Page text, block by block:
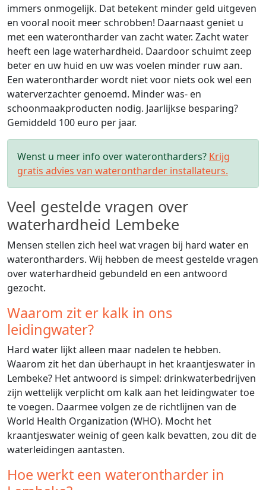
immers onmogelijk. Dat betekent minder geld uitgeven
en vooral nooit meer schrobben! Daarnaast geniet u
met een waterontharder van zacht water. Zacht water
heeft een lage waterhardheid. Daardoor schuimt zeep
beter en uw huid en uw was voelen minder ruw aan.
Een waterontharder wordt niet voor niets ook wel een
waterverzachter genoemd. Minder was- en
schoonmaakproducten nodig. Jaarlijkse besparing?
Gemiddeld 100 euro per jaar.
Wenst u meer info over waterontharders? Krijg
gratis advies van waterontharder installateurs.
Veel gestelde vragen over
waterhardheid Lembeke
Mensen stellen zich heel wat vragen bij hard water en
waterontharders. Wij hebben de meest gestelde vragen
over waterhardheid gebundeld en een antwoord
gezocht.
Waarom zit er kalk in ons
leidingwater?
Hard water lijkt alleen maar nadelen te hebben.
Waarom zit het dan überhaupt in het kraantjeswater in
Lembeke? Het antwoord is simpel: drinkwaterbedrijven
zijn wettelijk verplicht om kalk aan het leidingwater toe
te voegen. Daarmee volgen ze de richtlijnen van de
World Health Organization (WHO). Mocht het
kraantjeswater weinig of geen kalk bevatten, zou dit de
waterleidingen aantasten.
Hoe werkt een waterontharder in